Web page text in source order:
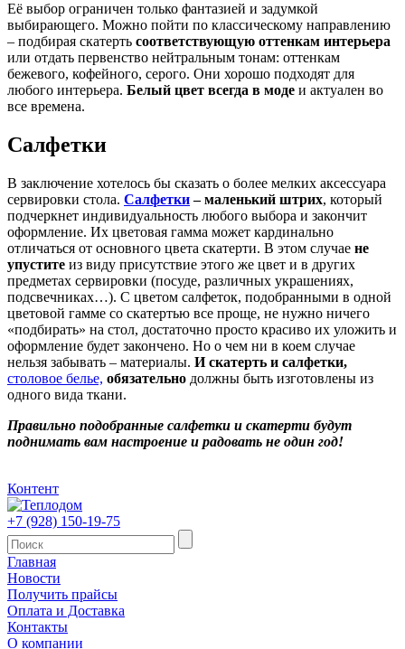
Её выбор ограничен только фантазией и задумкой
выбирающего. Можно пойти по классическому направлению
– подбирая скатерть соответствующую оттенкам интерьера
или отдать первенство нейтральным тонам: оттенкам
бежевого, кофейного, серого. Они хорошо подходят для
любого интерьера. Белый цвет всегда в моде и актуален во
все времена.
Салфетки
В заключение хотелось бы сказать о более мелких аксессуара
сервировки стола. Салфетки– маленький штрих, который
подчеркнет индивидуальность любого выбора и закончит
оформление. Их цветовая гамма может кардинально
отличаться от основного цвета скатерти. В этом случае не
упустите из виду присутствие этого же цвет и в других
предметах сервировки (посуде, различных украшениях,
подсвечниках…). С цветом салфеток, подобранными в одной
цветовой гамме со скатертью все проще, не нужно ничего
«подбирать» на стол, достаточно просто красиво их уложить и
оформление будет закончено. Но о чем ни в коем случае
нельзя забывать – материалы. И скатерть и салфетки,
столовое белье, обязательно должны быть изготовлены из
одного вида ткани.
Правильно подобранные салфетки и скатерти будут
поднимать вам настроение и радовать не один год!
Контент
+7 (928) 150-19-75
Главная
Новости
Получить прайсы
Оплата и Доставка
Контакты
О компании